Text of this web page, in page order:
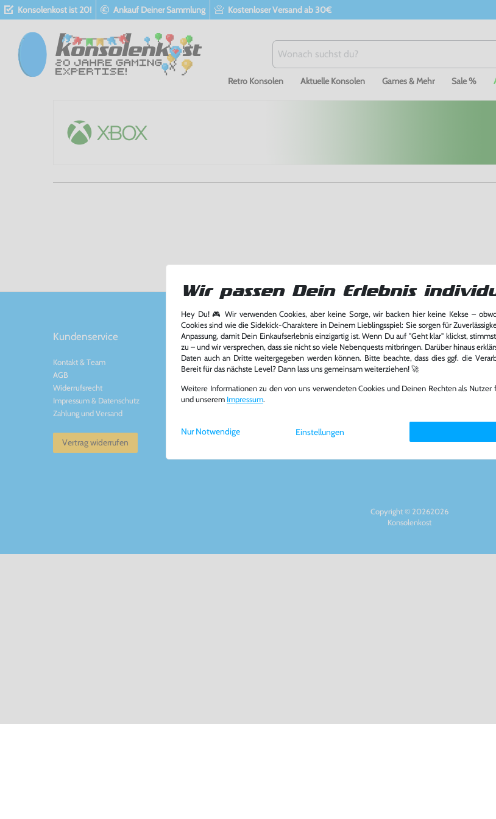
Konsolenkost ist 20! Ankauf Deiner Sammlung Kostenloser Versand ab 30€
Retro Konsolen Aktuelle Konsolen Games & Mehr Sale %
Kundenservice
Kontakt & Team
AGB
Widerrufsrecht
Impressum & Datenschutz
Zahlung und Versand
Vertrag widerrufen
Kontakt
Konsolenkost GmbH
Plauener Str. 163-165
13053 Berlin, DE
Tel: +49 30 - 609886894
www.konsolenkost.de
Über das Unternehmen
Über uns
Nachhaltigkeit
Partnerprogramm
Copyright © 20262026
Konsolenkost
Wir passen Dein Erlebnis
Hey Du! 🎮 Wir verwenden Cookies, aber keine Sorge, wir backen hier keine Kekse –
Cookies sind wie die Sidekick-Charaktere in Deinem Lieblingsspiel: Sie sorgen für
Anpassung, damit Dein Einkaufserlebnis einzigartig ist. Wenn Du auf "Geht klar" klickst,
zu – und wir versprechen, dass sie nicht so viele Nebenquests mitbringen. Darüber hinaus
Daten auch an Dritte weitergegeben werden können. Bitte beachte, dass dies ggf. die
Bereit für das nächste Level? Dann lass uns gemeinsam weiterziehen! 🚀
Weitere Informationen zu den von uns verwendeten Cookies und Deinen Rechten als Nutzer
und unserem Impressum.
Einstellungen
Nur Notwendige